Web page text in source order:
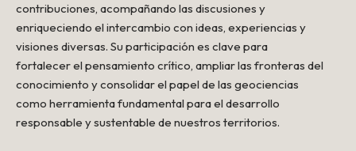
contribuciones, acompañando las discusiones y
enriqueciendo el intercambio con ideas, experiencias y
visiones diversas. Su participación es clave para
fortalecer el pensamiento crítico, ampliar las fronteras del
conocimiento y consolidar el papel de las geociencias
como herramienta fundamental para el desarrollo
responsable y sustentable de nuestros territorios.